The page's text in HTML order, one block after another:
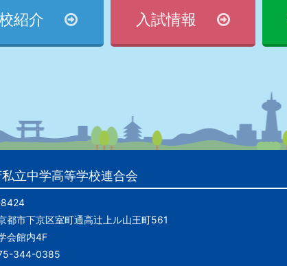
紹介 入試情報
立中学高等学校連合会
都市下京区室町通高辻上ル山王町561
会館内4F
344-0385